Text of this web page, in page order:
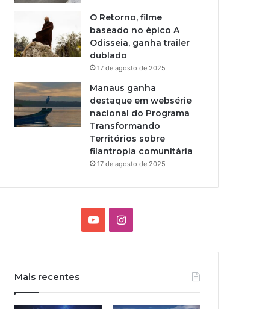
O Retorno, filme
baseado no épico A
Odisseia, ganha trailer
dublado
17 de agosto de 2025
Manaus ganha
destaque em websérie
nacional do Programa
Transformando
Territórios sobre
filantropia comunitária
17 de agosto de 2025
T
I
t
Mais recentes